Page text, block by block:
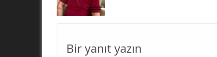
problemi; kendi sorunlarını çözmek için
işleyişe sahip olan, bağımsız, herkese eşit
Bir yanıt yazın